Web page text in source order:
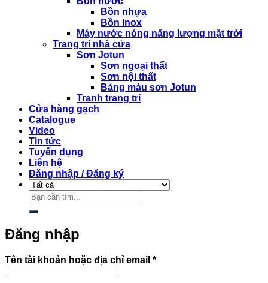
Bồn nhựa
Bồn Inox
Máy nước nóng năng lượng mặt trời
Trang trí nhà cửa
Sơn Jotun
Sơn ngoại thất
Sơn nội thất
Bảng màu sơn Jotun
Tranh trang trí
Cửa hàng gạch
Catalogue
Video
Tin tức
Tuyển dụng
Liên hệ
Đăng nhập / Đăng ký
Tìm
kiếm:
Đăng nhập
Tên tài khoản hoặc địa chỉ email *Bắt